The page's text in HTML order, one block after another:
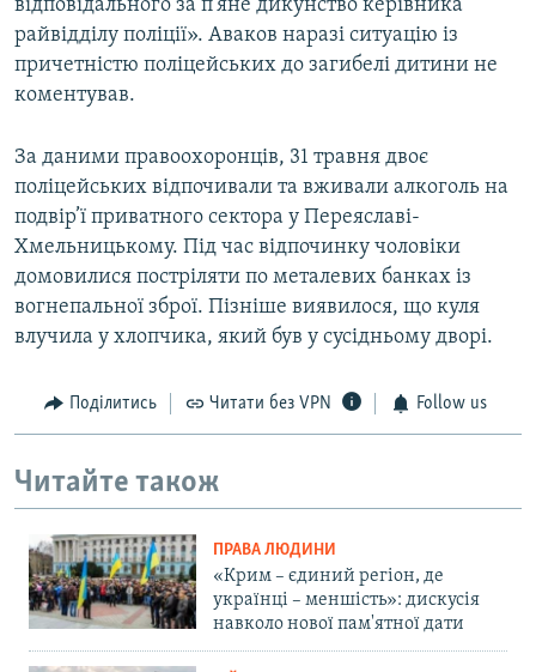
відповідального за п’яне дикунство керівника
райвідділу поліції». Аваков наразі ситуацію із
причетністю поліцейських до загибелі дитини не
коментував.
За даними правоохоронців, 31 травня двоє
поліцейських відпочивали та вживали алкоголь на
подвір’ї приватного сектора у Переяславі-
Хмельницькому. Під час відпочинку чоловіки
домовилися постріляти по металевих банках із
вогнепальної зброї. Пізніше виявилося, що куля
влучила у хлопчика, який був у сусідньому дворі.
Поділитись Читати без VPN Follow us
Читайте також
ПРАВА ЛЮДИНИ
«Крим – єдиний регіон, де
українці – меншість»: дискусія
навколо нової пам'ятної дати